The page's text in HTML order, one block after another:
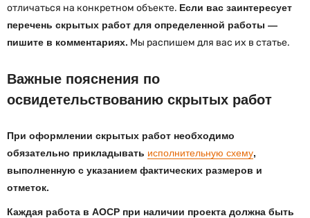
отличаться на конкретном объекте. Если вас заинтересует
перечень скрытых работ для определенной работы —
пишите в комментариях. Мы распишем для вас их в статье.
Важные пояснения по
освидетельствованию скрытых работ
При оформлении скрытых работ необходимо
обязательно прикладывать исполнительную схему,
выполненную с указанием фактических размеров и
отметок.
Каждая работа в АОСР при наличии проекта должна быть